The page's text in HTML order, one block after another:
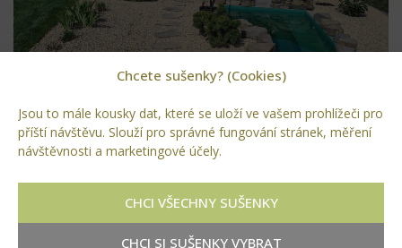
Chcete sušenky? (Cookies)
Jsou to mále kousky dat, které se uloží ve vašem prohlížeči pro
příští návštěvu. Slouží pro správné fungování stránek, měření
návštěvnosti a marketingové účely.
CHCI VŠECHNY SUŠENKY
CHCI SI SUŠENKY VYBRAT
REALIZACE KOUPACÍHO JEZÍRKA V
Další fáze u našich milých zákazníků v Lomu se pomalu blíží ke
dodělat sedáky a schody z garapy, pár drobných detailů a naši